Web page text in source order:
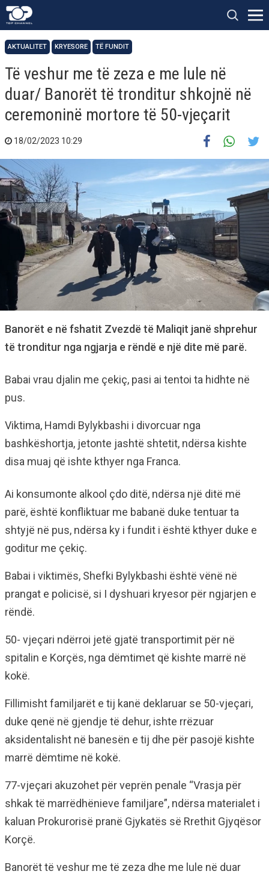
AKTUALITET KRYESORE TË FUNDIT
Të veshur me të zeza e me lule në
duar/ Banorët të tronditur shkojnë në
ceremoninë mortore të 50-vjeçarit
18/02/2023 10:29
Banorët e në fshatit Zvezdë të Maliqit janë shprehur
të tronditur nga ngjarja e rëndë e një dite më parë.
Babai vrau djalin me çekiç, pasi ai tentoi ta hidhte në
pus.
Viktima, Hamdi Bylykbashi i divorcuar nga
bashkëshortja, jetonte jashtë shtetit, ndërsa kishte
disa muaj që ishte kthyer nga Franca.
Ai konsumonte alkool çdo ditë, ndërsa një ditë më
parë, është konfliktuar me babanë duke tentuar ta
shtyjë në pus, ndërsa ky i fundit i është kthyer duke e
goditur me çekiç.
Babai i viktimës, Shefki Bylykbashi është vënë në
prangat e policisë, si I dyshuari kryesor për ngjarjen e
rëndë.
50- vjeçari ndërroi jetë gjatë transportimit për në
spitalin e Korçës, nga dëmtimet që kishte marrë në
kokë.
Fillimisht familjarët e tij kanë deklaruar se 50-vjeçari,
duke qenë në gjendje të dehur, ishte rrëzuar
aksidentalisht në banesën e tij dhe për pasojë kishte
marrë dëmtime në kokë.
77-vjeçari akuzohet për veprën penale “Vrasja për
shkak të marrëdhënieve familjare”, ndërsa materialet i
kaluan Prokurorisë pranë Gjykatës së Rrethit Gjyqësor
Korçë.
Banorët të veshur me të zeza dhe me lule në duar